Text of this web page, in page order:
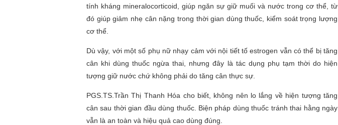
tính kháng mineralocorticoid, giúp ngăn sự giữ muối và nước trong cơ thể, từ
đó giúp giảm nhẹ cân nặng trong thời gian dùng thuốc, kiểm soát trọng lượng
cơ thể.
Dù vậy, với một số phụ nữ nhạy cảm với nội tiết tố estrogen vẫn có thể bị tăng
cân khi dùng thuốc ngừa thai, nhưng đây là tác dụng phụ tạm thời do hiện
tượng giữ nước chứ không phải do tăng cân thực sự.
PGS.TS.Trần Thị Thanh Hóa cho biết, không nên lo lắng về hiện tượng tăng
cân sau thời gian đầu dùng thuốc. Biện pháp dùng thuốc tránh thai hằng ngày
vẫn là an toàn và hiệu quả cao dùng đúng.